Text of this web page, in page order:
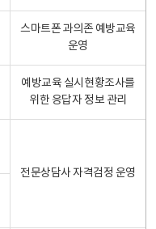
스마트폰 과의존 예방교육
운영
예방교육 실시현황조사를
위한 응답자 정보 관리
전문상담사 자격검정 운영